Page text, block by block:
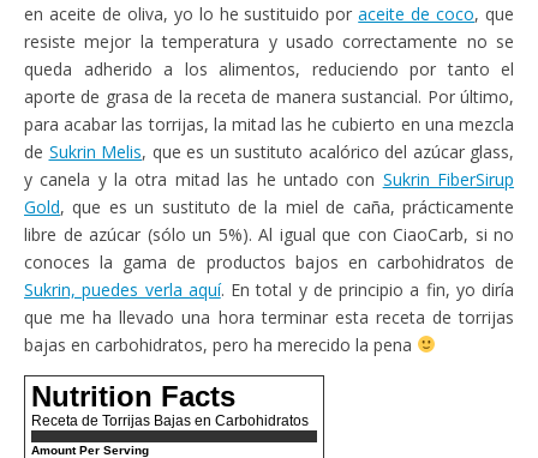
en aceite de oliva, yo lo he sustituido poraceite de coco, que
resiste mejor la temperatura y usado correctamente no se
queda adherido a los alimentos, reduciendo por tanto el
aporte de grasa de la receta de manera sustancial. Por último,
para acabar las torrijas, la mitad las he cubierto en una mezcla
de Sukrin Melis, que es un sustituto acalórico del azúcar glass,
y canela y la otra mitad las he untado con Sukrin FiberSirup
Gold, que es un sustituto de la miel de caña, prácticamente
libre de azúcar (sólo un 5%). Al igual que con CiaoCarb, si no
conoces la gama de productos bajos en carbohidratos de
Sukrin, puedes verla aquí. En total y de principio a fin, yo diría
que me ha llevado una hora terminar esta receta de torrijas
bajas en carbohidratos, pero ha merecido la pena
Nutrition Facts
Receta de Torrijas Bajas en Carbohidratos
Amount Per Serving